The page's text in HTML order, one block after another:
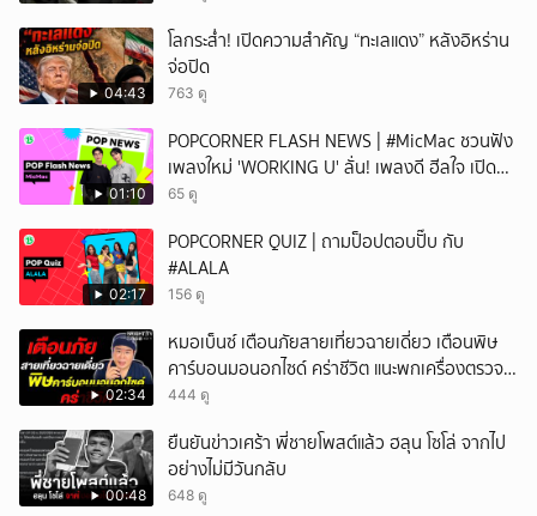
04:43
โลกระส่ำ! เปิดความสำคัญ “ทะเลแดง” หลังอิหร่าน
จ่อปิด
763 ดู
01:10
POPCORNER FLASH NEWS | #MicMac ชวนฟัง
เพลงใหม่ 'WORKING U' ลั่น! เพลงดี ฮีลใจ เปิด
ฟังได้ทุกสถานการณ์
65 ดู
02:17
POPCORNER QUIZ | ถามป็อปตอบปั๊บ กับ
#ALALA
156 ดู
02:34
หมอเบ็นซ์ เตือนภัยสายเที่ยวฉายเดี่ยว เตือนพิษ
คาร์บอนมอนอกไซด์ คร่าชีวิต แนะพกเครื่องตรวจ
วัดติดตัว
444 ดู
00:48
ยืนยันข่าวเศร้า พี่ชายโพสต์แล้ว ฮลุน โซโล่ จากไป
อย่างไม่มีวันกลับ
648 ดู